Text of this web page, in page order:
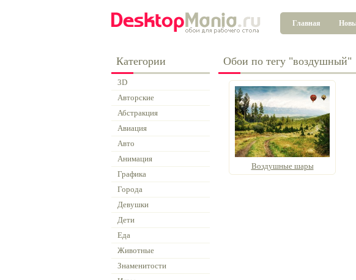
Главная
Категории
3D
Авторские
Абстракция
Авиация
Авто
Анимация
Графика
Города
Девушки
Дети
Еда
Животные
Знаменитости
Обои по тегу "воздушный"
Воздушные шары